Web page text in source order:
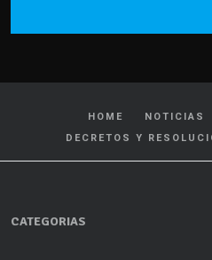
HOME NOTICIAS
DECRETOS Y
CATEGORIAS